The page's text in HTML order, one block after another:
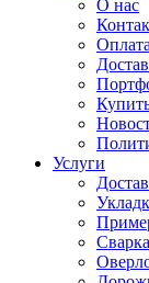
О нас
Оплата
Услуги